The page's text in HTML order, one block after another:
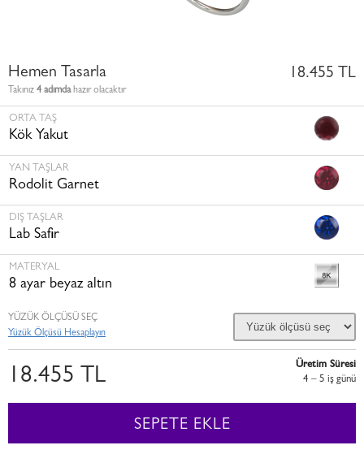
Hemen Tasarla
Takınız 4 adımdahazır olacaktır
18.455 TL
ORTA TAŞ
Kök Yakut
YAN TAŞLAR
Rodolit Garnet
DIŞ TAŞLAR
Lab Safir
MATERYAL
8 ayar beyaz altın
YÜZÜK ÖLÇÜSÜ SEÇ
Yüzük Ölçüsü Hesaplayın
18.455 TL
Üretim Süresi
4 – 5 i̇ş günü
SEPETE EKLE